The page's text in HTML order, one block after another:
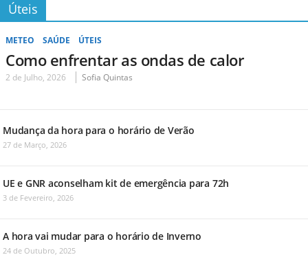
Úteis
METEO SAÚDE ÚTEIS
Como enfrentar as ondas de calor
2 de Julho, 2026 Sofia Quintas
Mudança da hora para o horário de Verão
27 de Março, 2026
UE e GNR aconselham kit de emergência para 72h
3 de Fevereiro, 2026
A hora vai mudar para o horário de Inverno
24 de Outubro, 2025